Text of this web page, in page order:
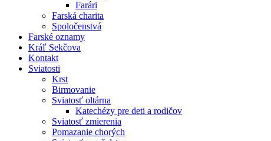
Farári
Farská charita
Spoločenstvá
Farské oznamy
Kráľ Sekčova
Kontakt
Sviatosti
Krst
Birmovanie
Sviatosť oltárna
Katechézy pre deti a rodičov
Sviatosť zmierenia
Pomazanie chorých